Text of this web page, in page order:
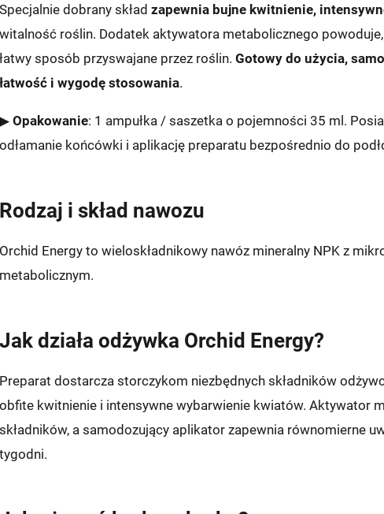
Specjalnie dobrany skład zapewnia bujne kwitnienie,
witalność roślin. Dodatek aktywatora metabolicznego
łatwy sposób przyswajane przez roślin. Gotowy do użycia,
łatwość i wygodę stosowania.
▶ Opakowanie: 1 ampułka / saszetka o pojemności 35 ml.
odłamanie końcówki i aplikację preparatu bezpośrednio do
Rodzaj i skład nawozu
Orchid Energy to wieloskładnikowy nawóz mineralny NPK z
metabolicznym.
Jak działa odżywka Orchid Energy?
Preparat dostarcza storczykom niezbędnych składników
obfite kwitnienie i intensywne wybarwienie kwiatów. Aktywator
składników, a samodozujący aplikator zapewnia równomierne
tygodni.